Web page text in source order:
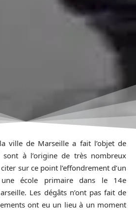
ville de Marseille a fait l’objet de
sont à l’origine de très nombreux
sur ce point l’effondrement d’un
école primaire dans le 14e
Les dégâts n’ont pas fait de
ont eu un lieu à un moment